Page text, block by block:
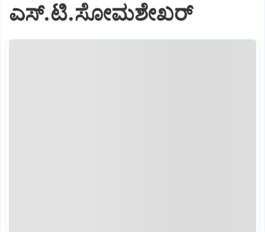
ಎಸ್.ಟಿ.ಸೋಮಶೇಖರ್